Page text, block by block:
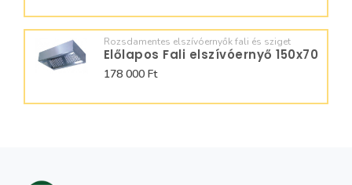
Rozsdamentes elszívóernyők fali és sziget
Előlapos Fali elszívóernyő 150x70
178 000 Ft